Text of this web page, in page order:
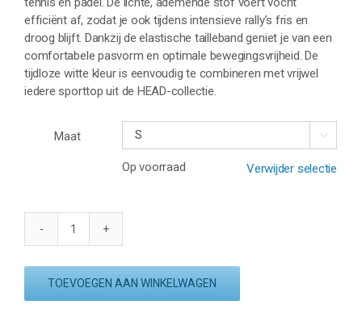
efficiënt af, zodat je ook tijdens intensieve rally’s fris en
droog blijft. Dankzij de elastische tailleband geniet je van een
comfortabele pasvorm en optimale bewegingsvrijheid. De
tijdloze witte kleur is eenvoudig te combineren met vrijwel
iedere sporttop uit de HEAD-collectie.
Maat 
Op voorraad Verwijder selectie
HEAD
SKORT
TOEVOEGEN AAN WINKELWAGEN